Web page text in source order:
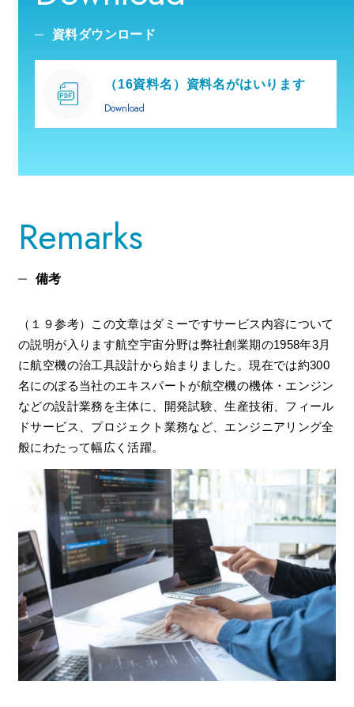
資料ダウンロード
（16資料名）資料名がはいります
Download
Remarks
備考
（１９参考）この文章はダミーですサービス内容について
の説明が入ります航空宇宙分野は弊社創業期の1958年3月
に航空機の治工具設計から始まりました。現在では約300
名にのぼる当社のエキスパートが航空機の機体・エンジン
などの設計業務を主体に、開発試験、生産技術、フィール
ドサービス、プロジェクト業務など、エンジニアリング全
般にわたって幅広く活躍。